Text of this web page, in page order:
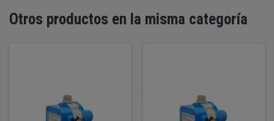
Otros productos en la misma categoría